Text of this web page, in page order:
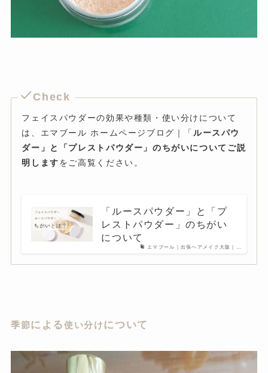
Check
フェイスパウダーの効果や種類・使い分けについて
は、エマブール ホームページブログ｜
「ルースパウ
ダー」と「プレストパウダー」のちがいについてご説
明しますをご高覧ください。
エマブール｜出張ヘアメイク大阪｜…
「ルースパウダー」と「プ
レストパウダー」のちがい
について
季節による使い分けについて